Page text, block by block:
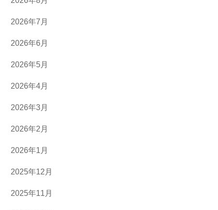
2026年7月
2026年6月
2026年5月
2026年4月
2026年3月
2026年2月
2026年1月
2025年12月
2025年11月